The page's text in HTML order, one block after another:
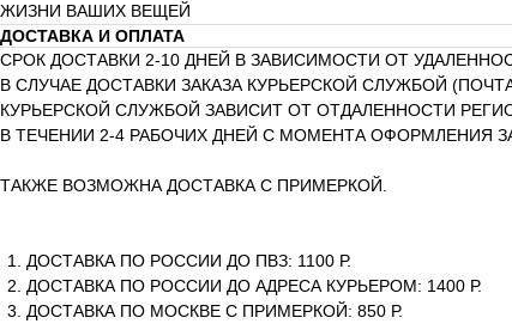
ЖИЗНИ ВАШИХ ВЕЩЕЙ
ДОСТАВКА И ОПЛАТА
СРОК ДОСТАВКИ 2-10 ДНЕЙ В ЗАВИСИМОСТИ ОТ
В СЛУЧАЕ ДОСТАВКИ ЗАКАЗА КУРЬЕРСКОЙ СЛУЖБОЙ
КУРЬЕРСКОЙ СЛУЖБОЙ ЗАВИСИТ ОТ ОТДАЛЕННОСТИ
В ТЕЧЕНИИ 2-4 РАБОЧИХ ДНЕЙ С МОМЕНТА ОФОРМЛЕНИЯ
ТАКЖЕ ВОЗМОЖНА ДОСТАВКА С ПРИМЕРКОЙ.
ДОСТАВКА ПО РОССИИ ДО ПВЗ: 1100 Р.
ДОСТАВКА ПО РОССИИ ДО АДРЕСА КУРЬЕРОМ: 1400 Р.
ДОСТАВКА ПО МОСКВЕ С ПРИМЕРКОЙ: 850 Р.